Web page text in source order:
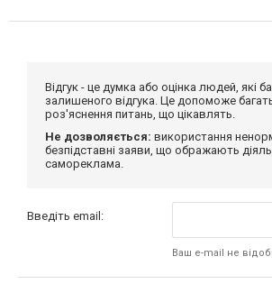
Відгук - це думка або оцінка людей,
залишеного відгука. Це допоможе
роз'яснення питань, що цікавлять.
Не дозволяється: використання
безпідставні заяви, що ображають
самореклама.
Введіть email:
Ваш e-mail не